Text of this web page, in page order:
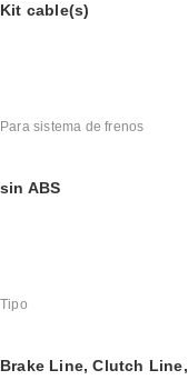
Kit cable(s)
Para sistema de frenos
sin ABS
Tipo
Brake Line, Clutch Line,